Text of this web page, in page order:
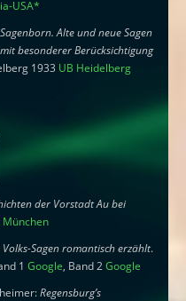
USA*
Alte und neue Sagen
besonderer Berücksichtigung
1933 UB Heidelberg
der Vorstadt Au bei
München
Volks-Sagen romantisch erzählt.
1Google, Band 2Google
Regensburg’s